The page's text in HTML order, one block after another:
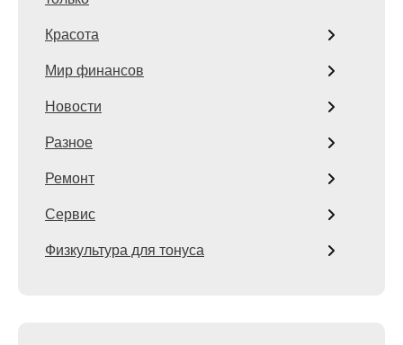
Красота
Мир финансов
Новости
Разное
Ремонт
Сервис
Физкультура для тонуса